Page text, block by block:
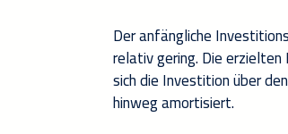
Der anfängliche
relativ gering. Die
sich die Investition über
hinweg amortisiert.